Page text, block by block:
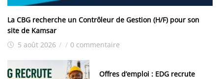
La CBG recherche un Contrôleur de Gestion (H/F) pour son
site de Kamsar
5 août 2026 / / 0 commentaire
Offres d’emploi : EDG recrute